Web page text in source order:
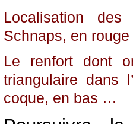
Localisation des
Schnaps, en rouge
Le renfort dont
triangulaire dans
coque, en bas …